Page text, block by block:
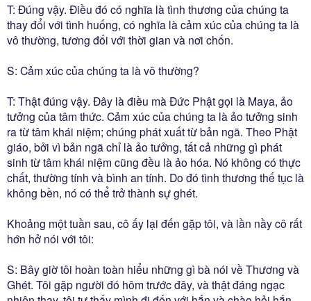
T: Ðúng vậy. Ðiều đó có nghĩa là tình thương của chúng ta
thay đổi với tình huống, có nghĩa là cảm xúc của chúng ta là
vô thường, tương đối với thời gian và nơi chốn.
S: Cảm xúc của chúng ta là vô thường?
T: Thật đúng vậy. Ðây là điều mà Ðức Phật gọi là Maya, ảo
tưởng của tâm thức. Cảm xúc của chúng ta là ảo tưởng sinh
ra từ tâm khái niệm; chúng phát xuất từ bản ngã. Theo Phật
giáo, bởi vì bản ngã chỉ là ảo tưởng, tất cả những gì phát
sinh từ tâm khái niệm cũng đều là ảo hóa. Nó không có thực
chất, thường tính và bình an tính. Do đó tình thương thế tục là
không bền, nó có thể trở thành sự ghét.
Khoảng một tuần sau, cô ấy lại đến gặp tôi, và lần nầy cô rất
hớn hở nói với tôi:
S: Bây giờ tôi hoàn toàn hiểu những gì bà nói về Thương và
Ghét. Tôi gặp người đó hôm trước đây, và thật đáng ngạc